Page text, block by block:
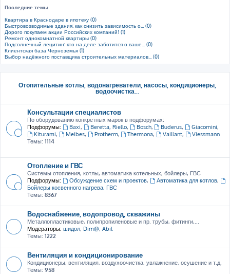
Последние темы
Квартира в Краснодаре в ипотеку (0)
Быстровозводимые здания: как снизить зависимость о... (0)
Дорого покупаем акции Российских компаний! (1)
Ремонт однокомнатной квартиры (0)
Подсолнечный лецитин: кто на деле заботится о ваше... (0)
Клиентская база Черноземья (1)
Выбор надёжного поставщика строительных материалов... (0)
Отопительные котлы, водонагреватели, насосы, кондиционеры,
водоочистка...
Консультации специалистов
По оборудованию конкретных марок в подфорумах:
Подфорумы:
Baxi, Beretta, Riello, Bosch, Buderus, Giacomini,
Kiturami, Meibes, Protherm, Thermona, Vaillant,
Viessmann
Темы: 1114
Отопление и ГВС
Системы отопления, котлы, автоматика котельных, бойлеры, ГВС
Подфорумы:
Обсуждение схем и проектов, Автоматика для котлов,
Бойлеры косвенного нагрева, ГВС
Темы: 8367
Водоснабжение, водопровод, скважины
Металлопластиковые, полипропиленовые и пр. трубы, фитинги,...
Модераторы: шидол, Dim@, Abil
Темы: 1222
Вентиляция и кондиционирование
Кондиционеры, вентиляция, воздухоочистка, увлажнение, осушение и т.д.
Темы: 958